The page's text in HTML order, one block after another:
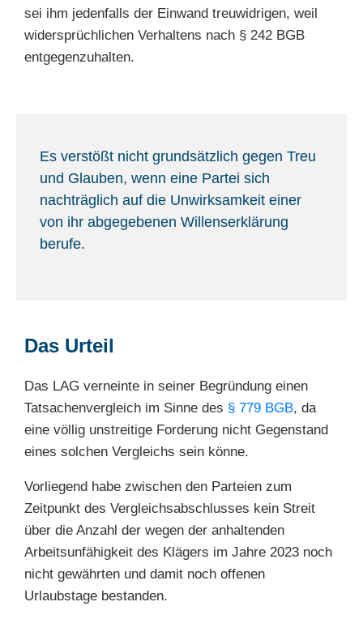
sei ihm jedenfalls der Einwand treuwidrigen, weil
widersprüchlichen Verhaltens nach § 242 BGB
entgegenzuhalten.
Es verstößt nicht grundsätzlich gegen Treu
und Glauben, wenn eine Partei sich
nachträglich auf die Unwirksamkeit einer
von ihr abgegebenen Willenserklärung
berufe.
Das Urteil
Das LAG verneinte in seiner Begründung einen
Tatsachenvergleich im Sinne des § 779 BGB, da
eine völlig unstreitige Forderung nicht Gegenstand
eines solchen Vergleichs sein könne.
Vorliegend habe zwischen den Parteien zum
Zeitpunkt des Vergleichsabschlusses kein Streit
über die Anzahl der wegen der anhaltenden
Arbeitsunfähigkeit des Klägers im Jahre 2023 noch
nicht gewährten und damit noch offenen
Urlaubstage bestanden.